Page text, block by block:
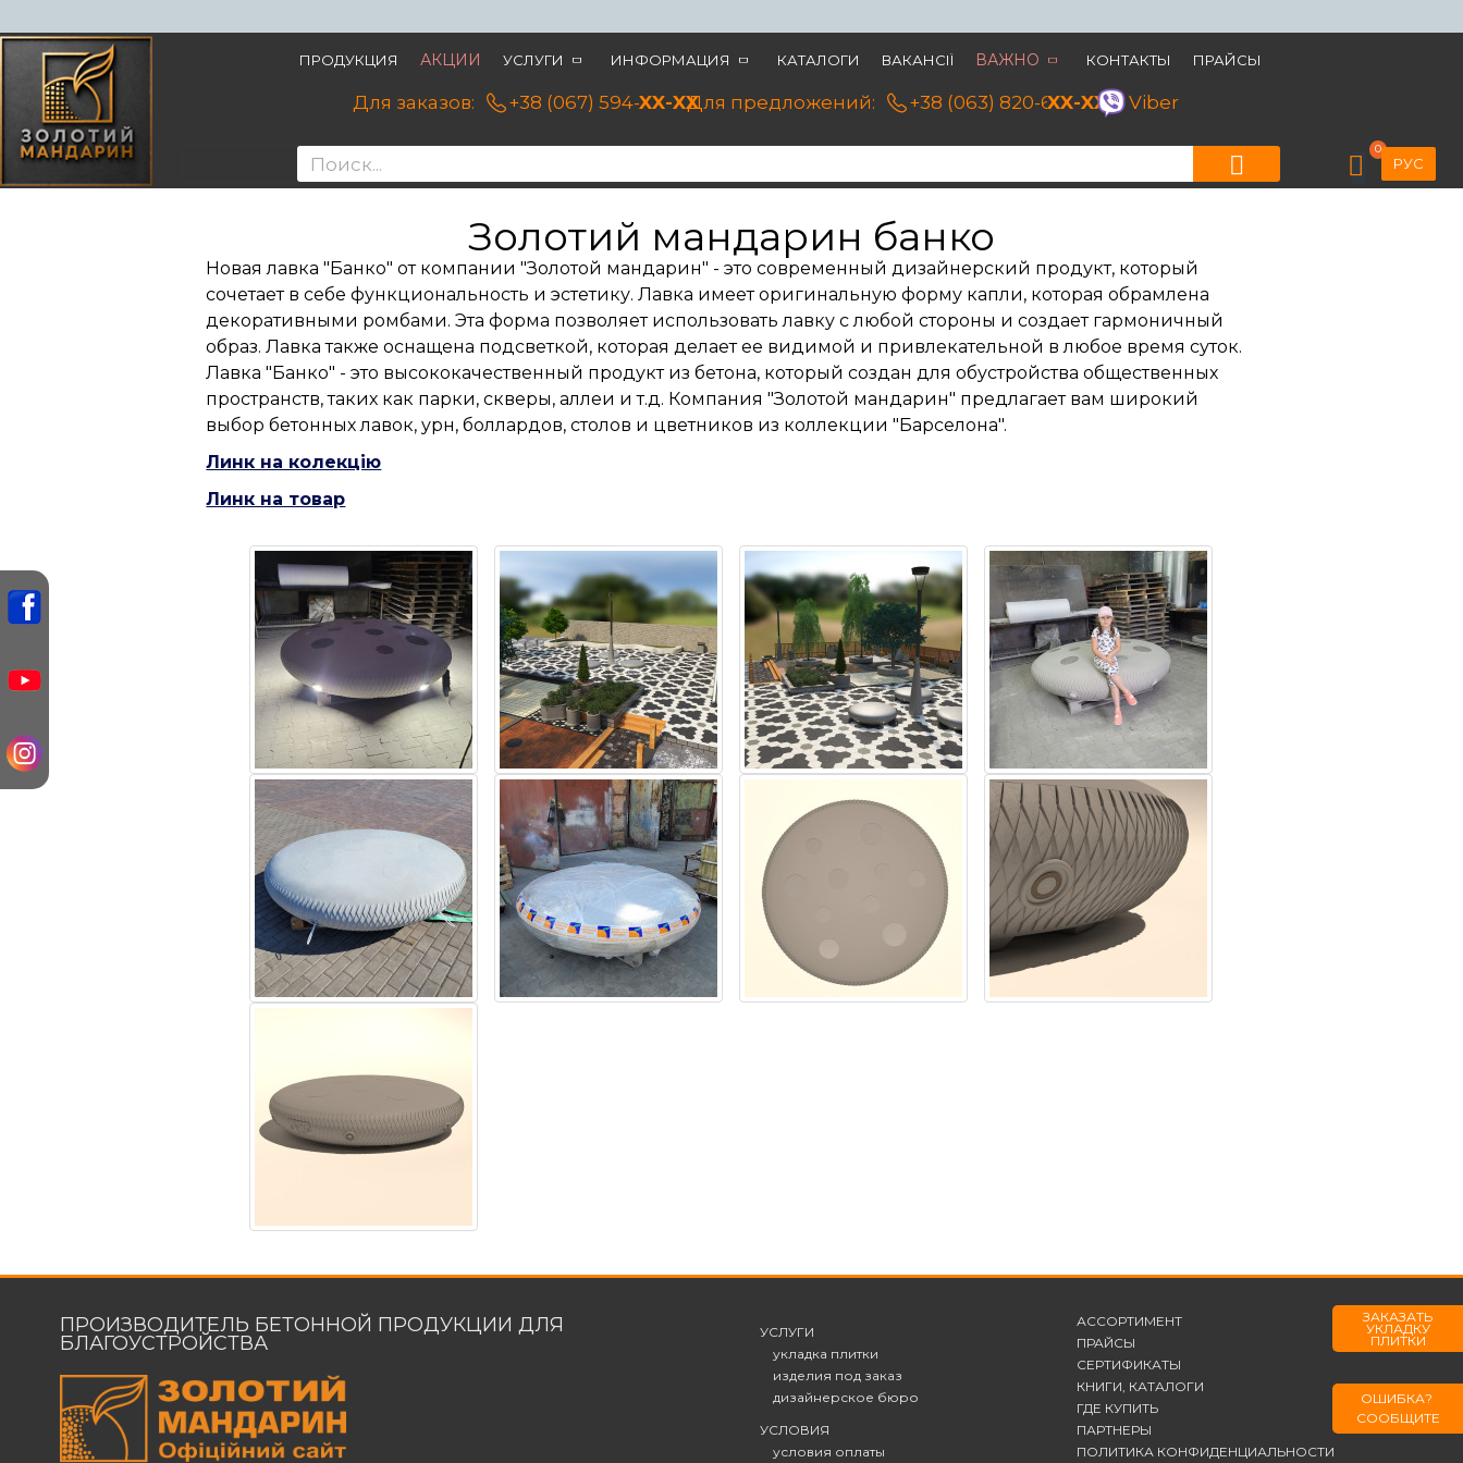
РУС
ПРОДУКЦИЯ АКЦИИ УСЛУГИ ИНФОРМАЦИЯ КАТАЛОГИ ВАКАНСІЇ ВАЖНО КОНТАКТЫ ПРАЙСЫ
Для заказов: +38 (067) 594-21-22
XX-XXДля предложений: +38 (063) 820-60-79
XX-XX Viber
0
Золотий мандарин банко
Новая лавка "Банко" от компании "Золотой мандарин" - это современный дизайнерский продукт, который
сочетает в себе функциональность и эстетику. Лавка имеет оригинальную форму капли, которая обрамлена
декоративными ромбами. Эта форма позволяет использовать лавку с любой стороны и создает гармоничный
образ. Лавка также оснащена подсветкой, которая делает ее видимой и привлекательной в любое время суток.
Лавка "Банко" - это высококачественный продукт из бетона, который создан для обустройства общественных
пространств, таких как парки, скверы, аллеи и т.д. Компания "Золотой мандарин" предлагает вам широкий
выбор бетонных лавок, урн, боллардов, столов и цветников из коллекции "Барселона".
Линк на колекцію
Линк на товар
ПРОИЗВОДИТЕЛЬ БЕТОННОЙ ПРОДУКЦИИ ДЛЯ
БЛАГОУСТРОЙСТВА
УСЛУГИ
укладка плитки
изделия под заказ
дизайнерское бюро
УСЛОВИЯ
условия оплаты
АССОРТИМЕНТ
ПРАЙСЫ
СЕРТИФИКАТЫ
КНИГИ, КАТАЛОГИ
ГДЕ КУПИТЬ
ПАРТНЕРЫ
ПОЛИТИКА КОНФИДЕНЦИАЛЬНОСТИ
ЗАКАЗАТЬ
УКЛАДКУ
ПЛИТКИ
ОШИБКА?
СООБЩИТЕ